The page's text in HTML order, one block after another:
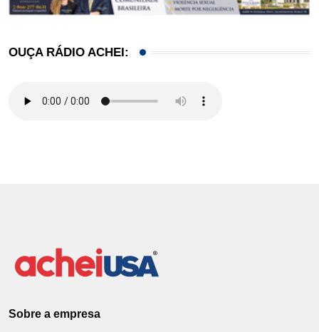
OUÇA RÁDIO ACHEI:
Sobre a empresa